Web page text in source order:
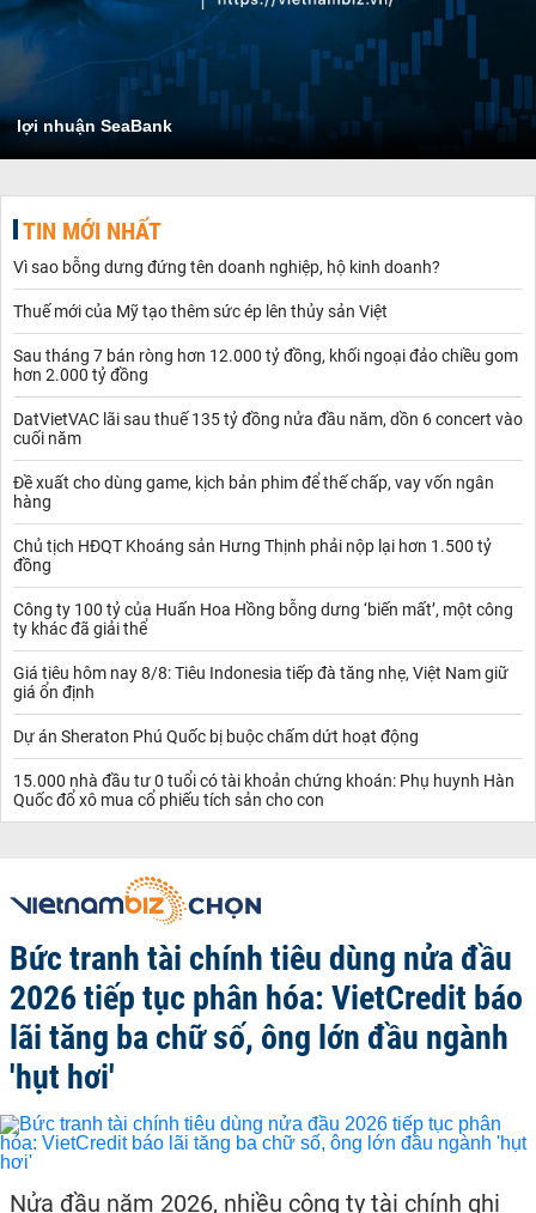
lợi nhuận SeaBank
TIN MỚI NHẤT
Vì sao bỗng dưng đứng tên doanh nghiệp, hộ kinh doanh?
Thuế mới của Mỹ tạo thêm sức ép lên thủy sản Việt
Sau tháng 7 bán ròng hơn 12.000 tỷ đồng, khối ngoại đảo chiều gom
hơn 2.000 tỷ đồng
DatVietVAC lãi sau thuế 135 tỷ đồng nửa đầu năm, dồn 6 concert vào
cuối năm
Đề xuất cho dùng game, kịch bản phim để thế chấp, vay vốn ngân
hàng
Chủ tịch HĐQT Khoáng sản Hưng Thịnh phải nộp lại hơn 1.500 tỷ
đồng
Công ty 100 tỷ của Huấn Hoa Hồng bỗng dưng ‘biến mất’, một công
ty khác đã giải thể
Giá tiêu hôm nay 8/8: Tiêu Indonesia tiếp đà tăng nhẹ, Việt Nam giữ
giá ổn định
Dự án Sheraton Phú Quốc bị buộc chấm dứt hoạt động
15.000 nhà đầu tư 0 tuổi có tài khoản chứng khoán: Phụ huynh Hàn
Quốc đổ xô mua cổ phiếu tích sản cho con
Bức tranh tài chính tiêu dùng nửa đầu
2026 tiếp tục phân hóa: VietCredit báo
lãi tăng ba chữ số, ông lớn đầu ngành
'hụt hơi'
Nửa đầu năm 2026, nhiều công ty tài chính ghi